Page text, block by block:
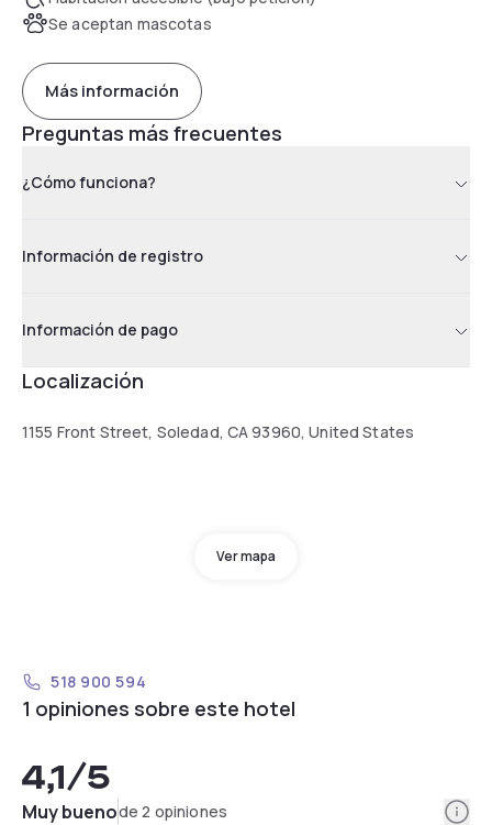
Se aceptan mascotas
Más información
Preguntas más frecuentes
¿Cómo funciona?
Información de registro
Información de pago
Localización
1155 Front Street, Soledad, CA 93960, United States
Ver mapa
518 900 594
1 opiniones sobre este hotel
4,1/5
Muy buenode 2 opiniones